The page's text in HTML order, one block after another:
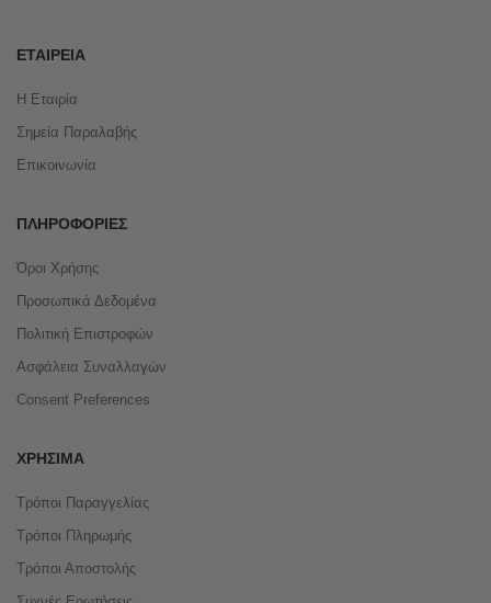
ΕΤΑΙΡΕΊΑ
Η Εταιρία
Σημεία Παραλαβής
Επικοινωνία
ΠΛΗΡΟΦΟΡΊΕΣ
Όροι Χρήσης
Προσωπικά Δεδομένα
Πολιτική Επιστροφών
Ασφάλεια Συναλλαγών
Consent Preferences
ΧΡΉΣΙΜΑ
Τρόποι Παραγγελίας
Τρόποι Πληρωμής
Τρόποι Αποστολής